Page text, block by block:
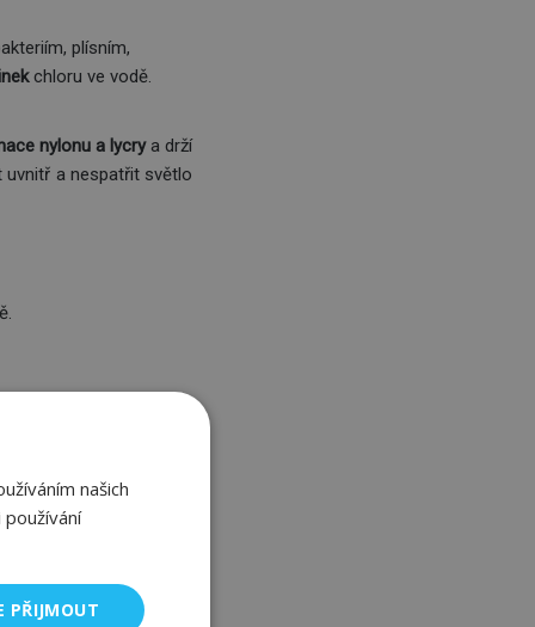
plísním,
chloru ve vodě.
nylonu a lycrya drží
a nespatřit světlo
našich
PŘIJMOUT